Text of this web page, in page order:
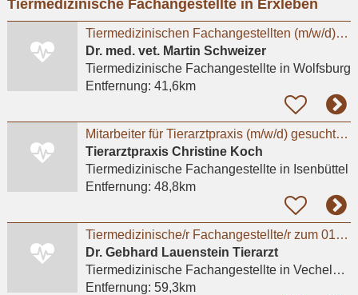
eingeben
Tiermedizinische Fachangestellte in Erxleben
Tiermedizinischen Fachangestellten (m/w/d) in unserer Kleintierarztpraxis in Fallersleben
Dr. med. vet. Martin Schweizer
Tiermedizinische Fachangestelltein Wolfsburg
Entfernung: 41,6km
Mitarbeiter für Tierarztpraxis (m/w/d) gesucht– flexible Arbeitszeiten, moderne Praxis
Tierarztpraxis Christine Koch
Tiermedizinische Fachangestelltein Isenbüttel
Entfernung: 48,8km
Tiermedizinische/r Fachangestellte/r zum 01.08.2026
Dr. Gebhard Lauenstein Tierarzt
Tiermedizinische Fachangestelltein Vechelde, Bodenstedt
Entfernung: 59,3km